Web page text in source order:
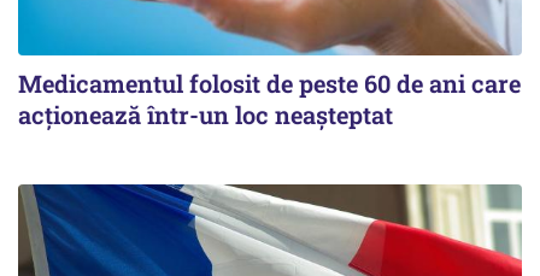
Medicamentul folosit de peste 60 de ani care
acționează într-un loc neașteptat